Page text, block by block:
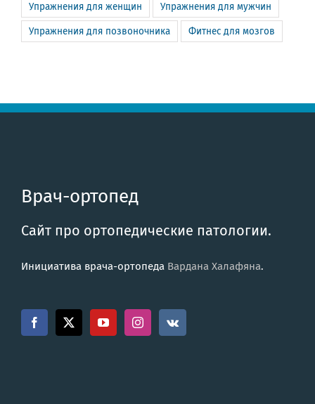
Упражнения для женщин Упражнения для мужчин
Упражнения для позвоночника Фитнес для мозгов
Врач-ортопед
Сайт про ортопедические патологии.
Инициатива врача-ортопеда Вардана Халафяна.